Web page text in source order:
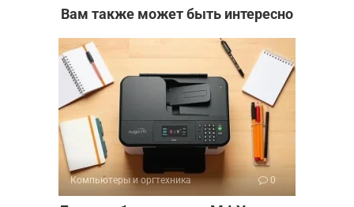
Вам также может быть интересно
Компьютеры и оргтехника 0